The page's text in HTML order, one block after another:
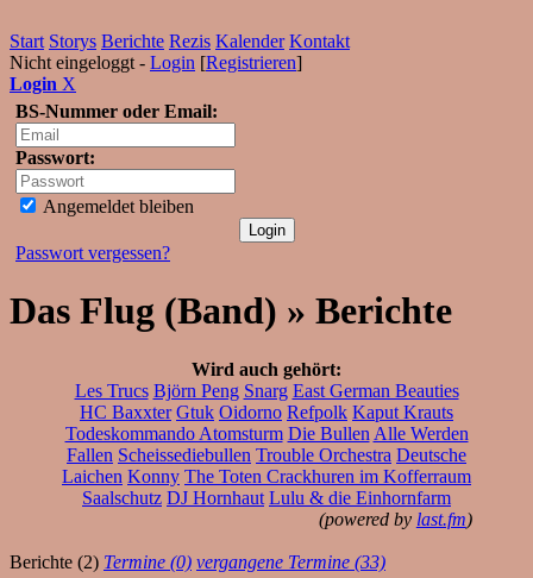
Start Storys Berichte Rezis Kalender Kontakt
Nicht eingeloggt - Login [Registrieren]
Login X
BS-Nummer oder Email:
Passwort:
Angemeldet bleiben
Passwort vergessen?
Das Flug (Band) » Berichte
Wird auch gehört:
Les Trucs Björn Peng Snarg East German Beauties
HC Baxxter Gtuk Oidorno Refpolk Kaput Krauts
Todeskommando Atomsturm Die Bullen Alle Werden
Fallen Scheissediebullen Trouble Orchestra Deutsche
Laichen Konny The Toten Crackhuren im Kofferraum
Saalschutz DJ Hornhaut Lulu & die Einhornfarm
(powered by last.fm)
Berichte (2) Termine (0) vergangene Termine (33)